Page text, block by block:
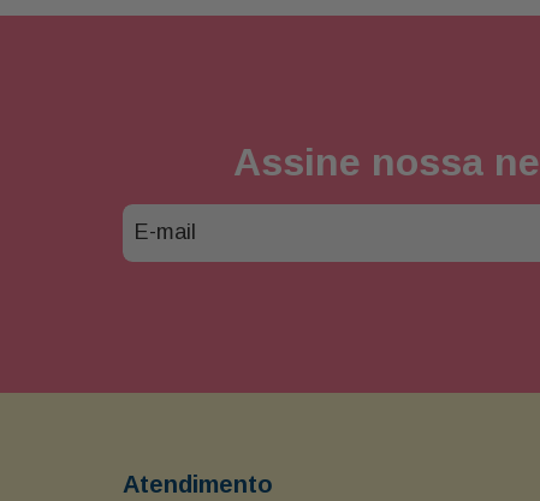
Assine nossa
Atendimento